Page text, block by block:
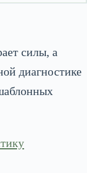
силы, а
диагностике